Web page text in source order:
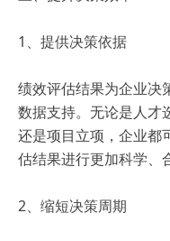
1、提供决策依据
绩效评估结果为企业决
数据支持。无论是人才
还是项目立项，企业都
估结果进行更加科学、
2、缩短决策周期